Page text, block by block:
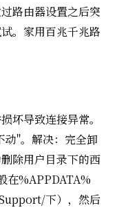
路由器设置之后突
。家用百兆千兆路
坏导致连接异常。
动"。解决：完全卸
除用户目录下的西
在%APPDATA%
下），然后